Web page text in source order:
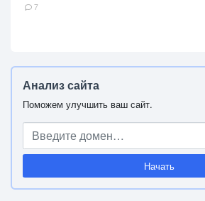
7
Анализ сайта
Поможем улучшить ваш сайт.
Начать